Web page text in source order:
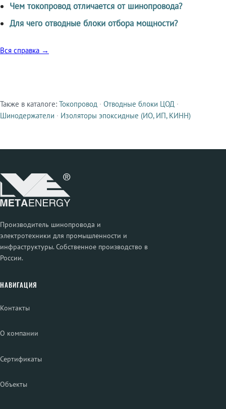
Чем токопровод отличается от шинопровода?
Для чего отводные блоки отбора мощности?
Вся справка →
Смежные продукты
Также в каталоге: Токопровод · Отводные блоки ЦОД ·
Шинодержатели · Изоляторы эпоксидные (ИО, ИП, КИНН)
Производитель шинопровода и
электротехники для промышленности и
инфраструктуры. Собственное производство в
России.
НАВИГАЦИЯ
Контакты
О компании
Сертификаты
Объекты